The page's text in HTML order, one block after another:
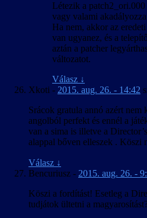
Létezik a
vagy valami
Ha nem, akkor az
van ugyanez, és a
aztán a patcher
változatot.
Válasz ↓
Xkoti - 2015. aug. 26. - 14:42
Srácok gratula annó azért nem
angolból perfekt és ennél a
van a sima is illetve a
alappal bőven elleszek . Köszi
Válasz ↓
Bencuriusz - 2015. aug. 26. -
Köszi a fordítást! Esetleg a
tudjátok ültetni a